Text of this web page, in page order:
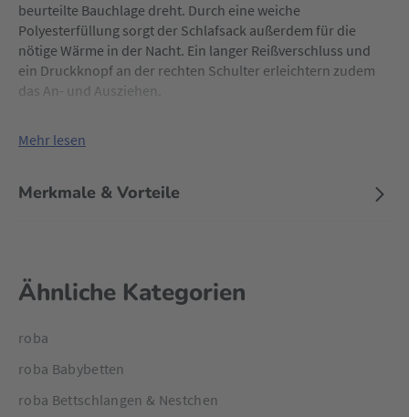
beurteilte Bauchlage dreht. Durch eine weiche
Polyesterfüllung sorgt der Schlafsack außerdem für die
nötige Wärme in der Nacht. Ein langer Reißverschluss und
ein Druckknopf an der rechten Schulter erleichtern zudem
das An- und Ausziehen.
Mehr lesen
Merkmale & Vorteile
Ähnliche Kategorien
roba
roba Babybetten
roba Bettschlangen & Nestchen